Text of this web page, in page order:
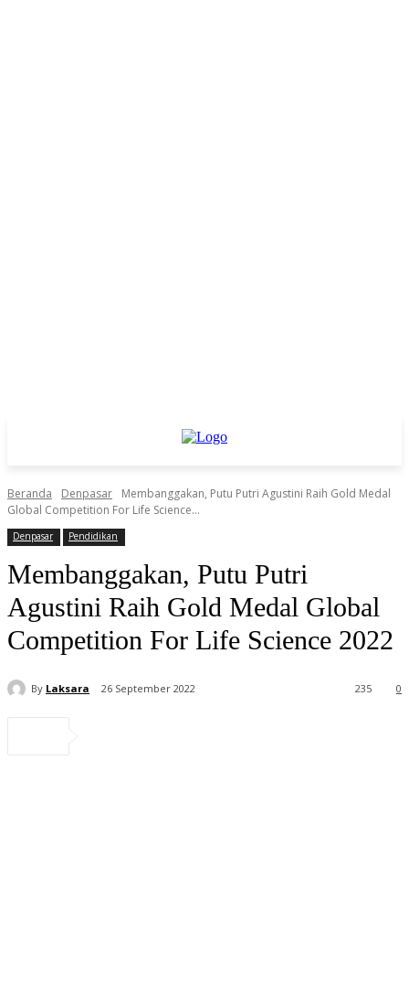
Beranda Denpasar
Membanggakan, Putu Putri Agustini Raih Gold Medal
Global Competition For Life Science...
Denpasar Pendidikan
Membanggakan, Putu Putri
Agustini Raih Gold Medal Global
Competition For Life Science 2022
By Laksara 26 September 2022 0
235